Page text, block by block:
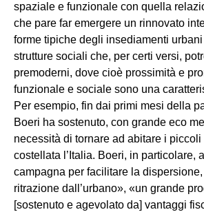
spaziale e funzionale con quella
che pare far emergere un rinnovato
forme tipiche degli insediamenti
strutture sociali che, per certi versi,
premoderni, dove cioè prossimità e
funzionale e sociale sono una
Per esempio, fin dai primi mesi della
Boeri ha sostenuto, con grande eco
necessità di tornare ad abitare i
costellata l’Italia. Boeri, in particolare,
campagna per facilitare la
ritrazione dall’urbano», «un grande
[sostenuto e agevolato da] vantaggi